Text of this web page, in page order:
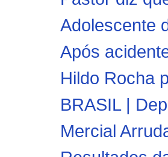
Adolescente
Após
Hildo Rocha
BRASIL |
Mercial